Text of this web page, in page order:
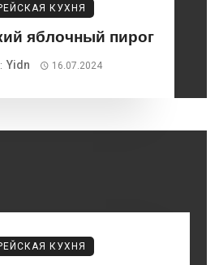
КУХНЯ
яблочный пирог
Yidn 16.07.2024
КУХНЯ